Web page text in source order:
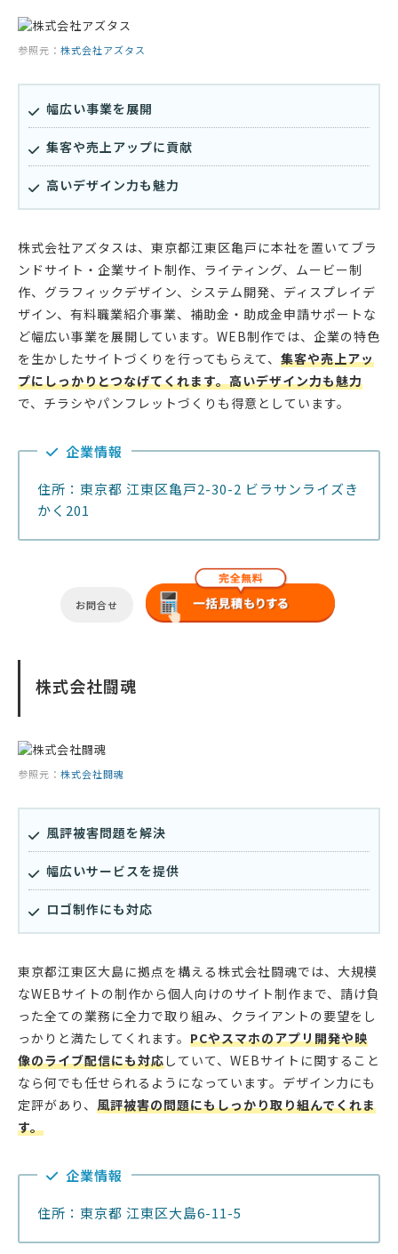
参照元： 株式会社アズタス
幅広い事業を展開
集客や売上アップに貢献
高いデザイン力も魅力
株式会社アズタスは、東京都江東区亀戸に本社を置いてブラ
ンドサイト・企業サイト制作、ライティング、ムービー制
作、グラフィックデザイン、システム開発、ディスプレイデ
ザイン、有料職業紹介事業、補助金・助成金申請サポートな
ど幅広い事業を展開しています。WEB制作では、企業の特色
を生かしたサイトづくりを行ってもらえて、 集客や売上アッ
プにしっかりとつなげてくれます。高いデザイン力も魅力
で、チラシやパンフレットづくりも得意としています。
企業情報
住所：東京都 江東区亀戸2-30-2 ビラサンライズき
かく201
お問合せ
株式会社闘魂
参照元： 株式会社闘魂
風評被害問題を解決
幅広いサービスを提供
ロゴ制作にも対応
東京都江東区大島に拠点を構える株式会社闘魂では、大規模
なWEBサイトの制作から個人向けのサイト制作まで、請け負
った全ての業務に全力で取り組み、クライアントの要望をし
っかりと満たしてくれます。 PCやスマホのアプリ開発や映
像のライブ配信にも対応していて、WEBサイトに関すること
なら何でも任せられるようになっています。デザイン力にも
定評があり、 風評被害の問題にもしっかり取り組んでくれま
す。
企業情報
住所：東京都 江東区大島6-11-5